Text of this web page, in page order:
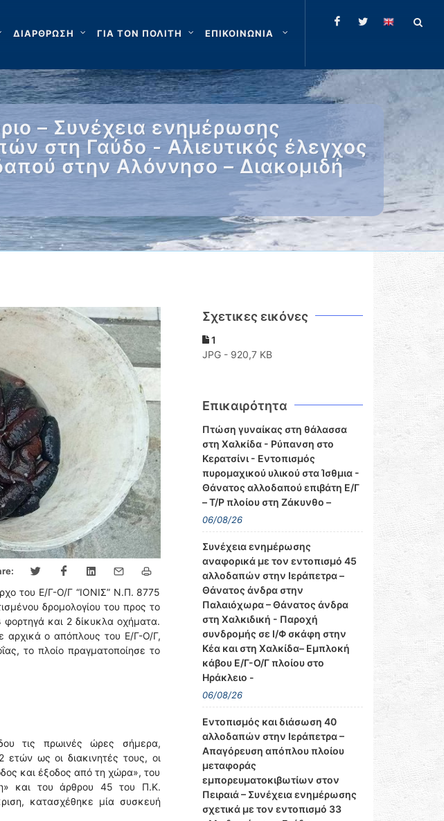
ΔΙΑΡΘΡΩΣΗ ΓΙΑ ΤΟΝ ΠΟΛΙΤΗ ΕΠΙΚΟΙΝΩΝΙΑ
– Συνέχεια ενημέρωσης
στη Γαύδο - Αλιευτικός έλεγχος
στην Αλόννησο – Διακομιδή
του Ε/Γ-Ο/Γ “ΙΟΝΙΣ” Ν.Π. 8775
δρομολογίου του προς το
φορτηγά και 2 δίκυκλα οχήματα.
αρχικά ο απόπλους του Ε/Γ-Ο/Γ,
το πλοίο πραγματοποίησε το
τις πρωινές ώρες σήμερα,
ως οι διακινητές τους, οι
και έξοδος από τη χώρα», του
και του άρθρου 45 του Π.Κ.
κατασχέθηκε μία συσκευή
Σχετικες εικόνες
1
JPG - 920,7 KB
Επικαιρότητα
Πτώση γυναίκας στη θάλασσα
στη Χαλκίδα - Ρύπανση στο
Κερατσίνι - Εντοπισμός
πυρομαχικού υλικού στα Ίσθμια -
Θάνατος αλλοδαπού επιβάτη Ε/Γ
– Τ/Ρ πλοίου στη Ζάκυνθο –
06/08/26
Συνέχεια ενημέρωσης
αναφορικά με τον εντοπισμό 45
αλλοδαπών στην Ιεράπετρα –
Θάνατος άνδρα στην
Παλαιόχωρα – Θάνατος άνδρα
στη Χαλκιδική - Παροχή
συνδρομής σε Ι/Φ σκάφη στην
Κέα και στη Χαλκίδα– Εμπλοκή
κάβου Ε/Γ-Ο/Γ πλοίου στο
Ηράκλειο -
06/08/26
Εντοπισμός και διάσωση 40
αλλοδαπών στην Ιεράπετρα –
Απαγόρευση απόπλου πλοίου
μεταφοράς
εμπορευματοκιβωτίων στον
Πειραιά – Συνέχεια ενημέρωσης
σχετικά με τον εντοπισμό 33